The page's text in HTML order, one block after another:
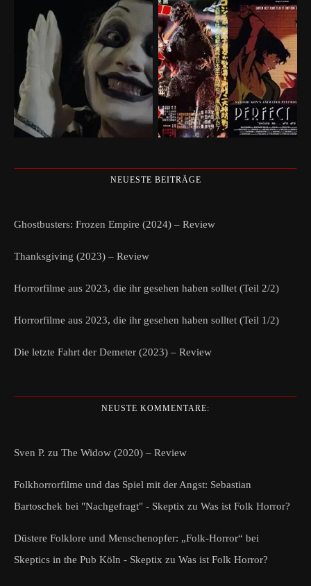
NEUESTE BEITRÄGE
Ghostbusters: Frozen Empire (2024) – Review
Thanksgiving (2023) – Review
Horrorfilme aus 2023, die ihr gesehen haben solltet (Teil 2/2)
Horrorfilme aus 2023, die ihr gesehen haben solltet (Teil 1/2)
Die letzte Fahrt der Demeter (2023) – Review
NEUSTE KOMMENTARE:
Sven P. zu The Widow (2020) – Review
Folkhorrorfilme und das Spiel mit der Angst: Sebastian
Bartoschek bei "Nachgefragt" - Skeptix zu Was ist Folk Horror?
Düstere Folklore und Menschenopfer: „Folk-Horror“ bei
Skeptics in the Pub Köln - Skeptix zu Was ist Folk Horror?